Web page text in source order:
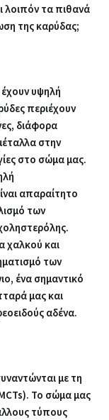
λοιπόν τα πιθανά
της καρύδας;
υψηλή
περιέχουν
διάφορα
στην
στο σώμα μας.
απαραίτητο
των
χαλκού και
των
ένα σημαντικό
μας και
αδένα.
με τη
Το σώμα μας
τύπους